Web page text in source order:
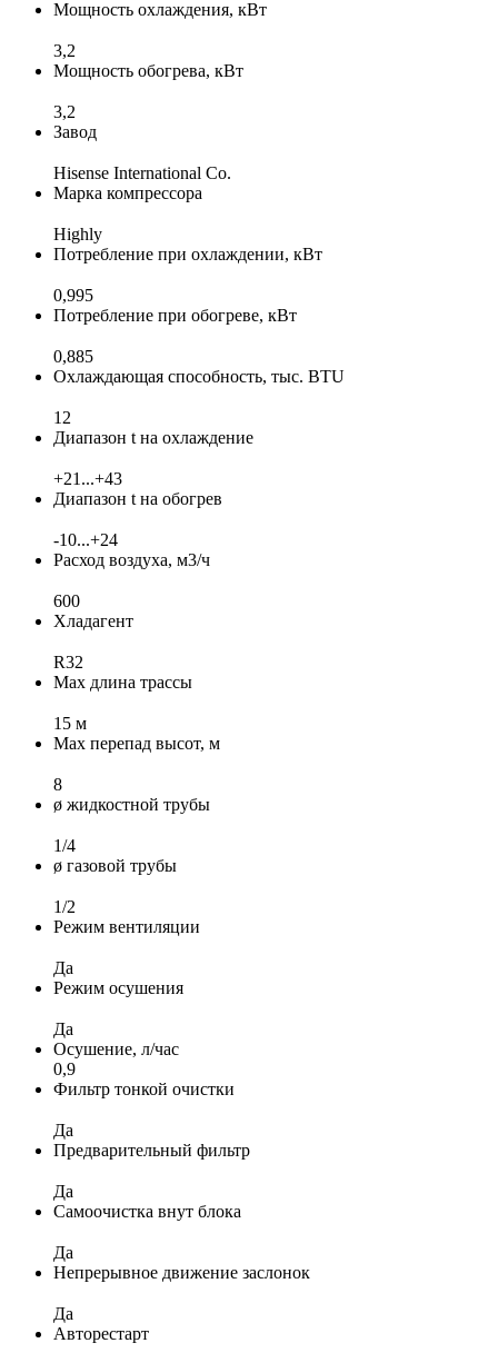
Мощность охлаждения, кВт
3,2
Мощность обогрева, кВт
3,2
Завод
Hisense International Co.
Марка компрессора
Highly
Потребление при охлаждении, кВт
0,995
Потребление при обогреве, кВт
0,885
Охлаждающая способность, тыс. BTU
12
Диапазон t на охлаждение
+21...+43
Диапазон t на обогрев
-10...+24
Расход воздуха, м3/ч
600
Хладагент
R32
Max длина трассы
15 м
Max перепад высот, м
8
ø жидкостной трубы
1/4
ø газовой трубы
1/2
Режим вентиляции
Да
Режим осушения
Да
Осушение, л/час
0,9
Фильтр тонкой очистки
Да
Предварительный фильтр
Да
Самоочистка внут блока
Да
Непрерывное движение заслонок
Да
Авторестарт